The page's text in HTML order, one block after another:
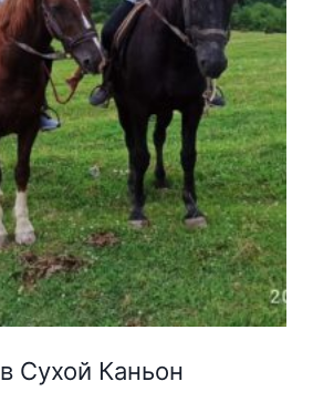
Сухой Каньон